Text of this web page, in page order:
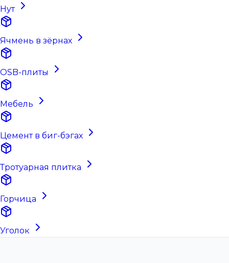
Нут
Ячмень в зёрнах
OSB-плиты
Мебель
Цемент в биг-бэгах
Тротуарная плитка
Горчица
Уголок